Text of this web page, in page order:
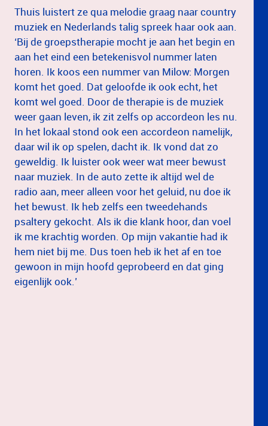
Thuis luistert ze qua melodie graag naar country
muziek en Nederlands talig spreek haar ook aan.
‘Bij de groepstherapie mocht je aan het begin en
aan het eind een betekenisvol nummer laten
horen. Ik koos een nummer van Milow: Morgen
komt het goed. Dat geloofde ik ook echt, het
komt wel goed. Door de therapie is de muziek
weer gaan leven, ik zit zelfs op accordeon les nu.
In het lokaal stond ook een accordeon namelijk,
daar wil ik op spelen, dacht ik. Ik vond dat zo
geweldig. Ik luister ook weer wat meer bewust
naar muziek. In de auto zette ik altijd wel de
radio aan, meer alleen voor het geluid, nu doe ik
het bewust. Ik heb zelfs een tweedehands
psaltery gekocht. Als ik die klank hoor, dan voel
ik me krachtig worden. Op mijn vakantie had ik
hem niet bij me. Dus toen heb ik het af en toe
gewoon in mijn hoofd geprobeerd en dat ging
eigenlijk ook.’